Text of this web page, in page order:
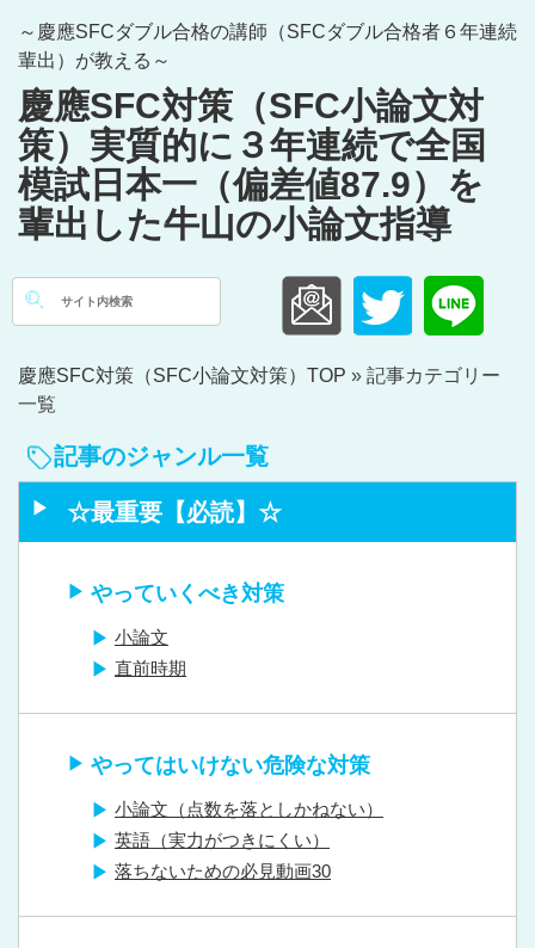
content
～慶應SFCダブル合格の講師（SFCダブル合格者６年連続
輩出）が教える～
慶應SFC対策（SFC小論文対
策）実質的に３年連続で全国
模試日本一（偏差値87.9）を
輩出した牛山の小論文指導
検
索:
慶應SFC対策（SFC小論文対策）TOP » 記事カテゴリー
一覧
記事のジャンル一覧
☆最重要【必読】☆
やっていくべき対策
小論文
直前時期
やってはいけない危険な対策
小論文（点数を落としかねない）
英語（実力がつきにくい）
落ちないための必見動画30